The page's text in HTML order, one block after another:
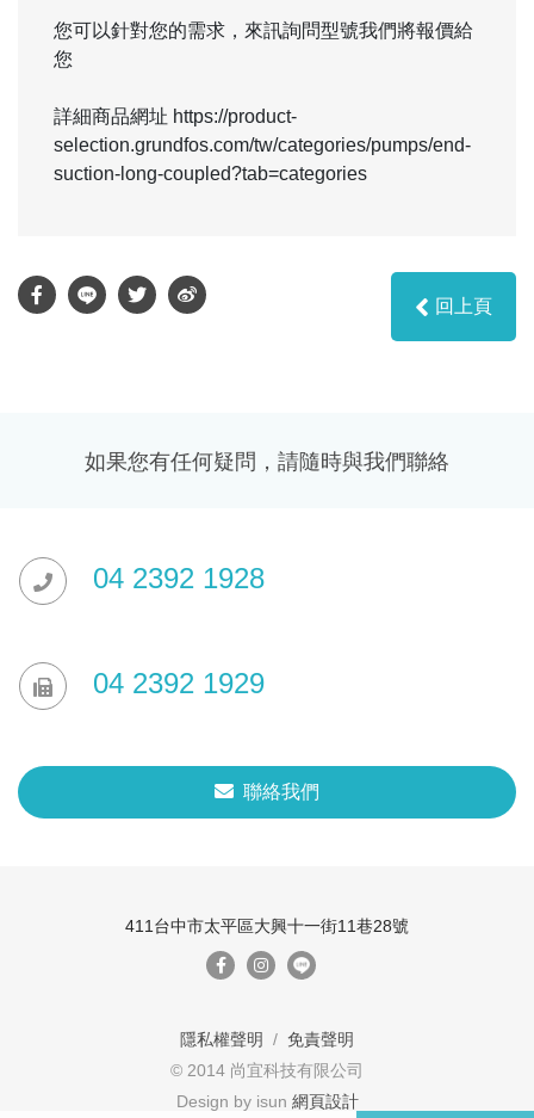
您可以針對您的需求，來訊詢問型號我們將報價給
您
詳細商品網址 https://product-
selection.grundfos.com/tw/categories/pumps/end-
suction-long-coupled?tab=categories
回上頁
如果您有任何疑問，請隨時與我們聯絡
04 2392 1928
04 2392 1929
聯絡我們
411台中市太平區大興十一街11巷28號
隱私權聲明 / 免責聲明
© 2014 尚宜科技有限公司
Design by isun 網頁設計